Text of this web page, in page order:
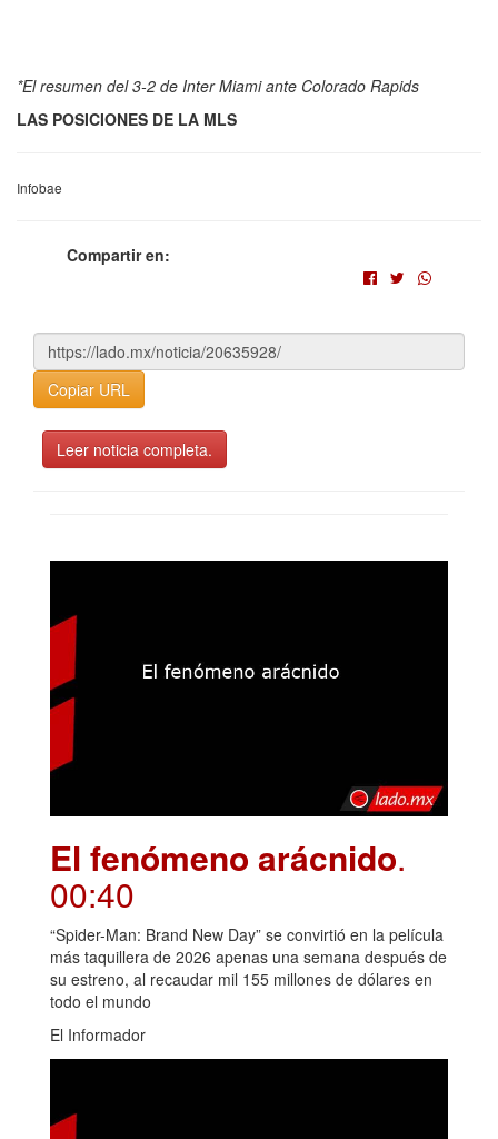
*El resumen del 3-2 de Inter Miami ante Colorado Rapids
LAS POSICIONES DE LA MLS
Infobae
Compartir en:
Copiar URL
Leer noticia completa.
El fenómeno arácnido.
00:40
“Spider-Man: Brand New Day” se convirtió en la película
más taquillera de 2026 apenas una semana después de
su estreno, al recaudar mil 155 millones de dólares en
todo el mundo
El Informador